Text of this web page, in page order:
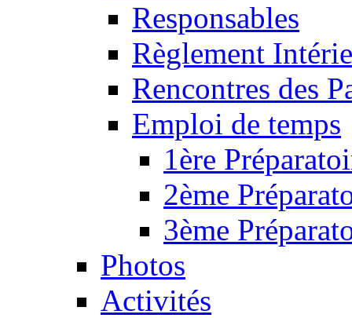
Responsables
Règlement
Rencontres des
Emploi de temps
1ère
2ème
3ème
Photos
Activités